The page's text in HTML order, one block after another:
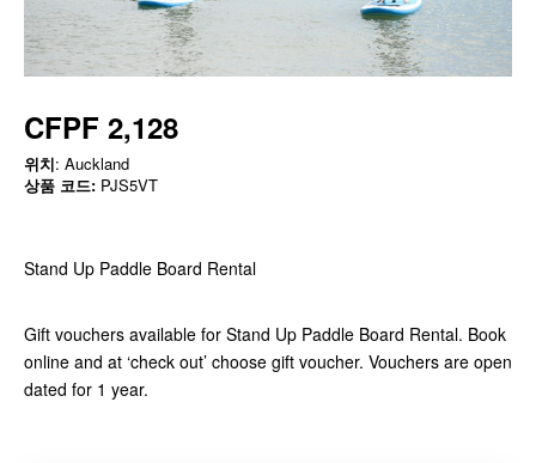
CFPF 2,128
위치: Auckland
상품 코드: PJS5VT
Stand Up Paddle Board Rental
Gift vouchers available for Stand Up Paddle Board Rental. Book
online and at ‘check out’ choose gift voucher. Vouchers are open
dated for 1 year.